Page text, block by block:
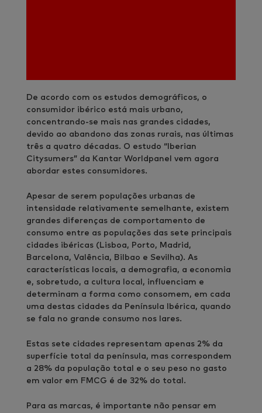
De acordo com os estudos demográficos, o
consumidor ibérico está mais urbano,
concentrando-se mais nas grandes cidades,
devido ao abandono das zonas rurais, nas últimas
três a quatro décadas. O estudo “Iberian
Citysumers” da Kantar Worldpanel vem agora
abordar estes consumidores.
Apesar de serem populações urbanas de
intensidade relativamente semelhante, existem
grandes diferenças de comportamento de
consumo entre as populações das sete principais
cidades ibéricas (Lisboa, Porto, Madrid,
Barcelona, Valência, Bilbao e Sevilha). As
características locais, a demografia, a economia
e, sobretudo, a cultura local, influenciam e
determinam a forma como consomem, em cada
uma destas cidades da Península Ibérica, quando
se fala no grande consumo nos lares.
Estas sete cidades representam apenas 2% da
superfície total da península, mas correspondem
a 28% da população total e o seu peso no gasto
em valor em FMCG é de 32% do total.
Para as marcas, é importante não pensar em